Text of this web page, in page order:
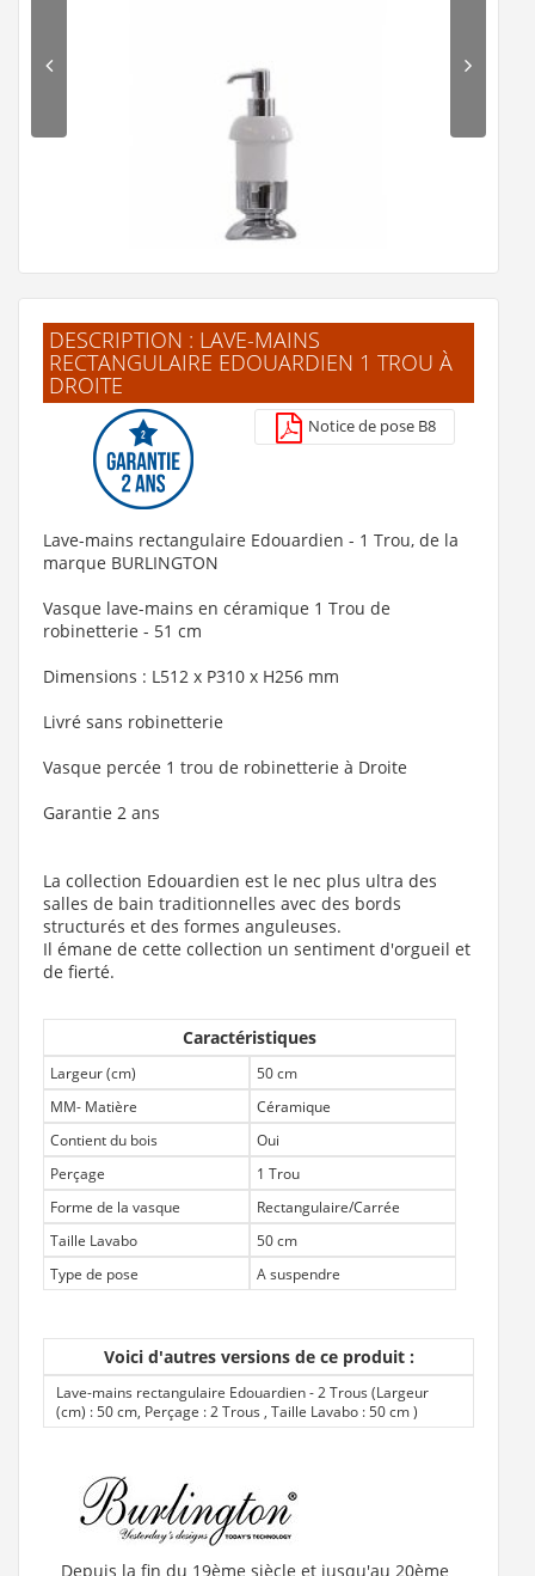
Voir le détail
Voir la fiche produit de"Porte-serviettes pour
lave-mains Edwardian Chromé"
Voir le produit
DESCRIPTION : LAVE-MAINS
RECTANGULAIRE EDOUARDIEN 1 TROU À
DROITE
Notice de pose B8
Lave-mains rectangulaire Edouardien - 1 Trou, de la
marque BURLINGTON
Vasque lave-mains en céramique 1 Trou de
robinetterie - 51 cm
Dimensions : L512 x P310 x H256 mm
Livré sans robinetterie
Vasque percée 1 trou de robinetterie à Droite
Garantie 2 ans
La collection Edouardien est le nec plus ultra des
salles de bain traditionnelles avec des bords
structurés et des formes anguleuses.
Il émane de cette collection un sentiment d'orgueil et
de fierté.
Caractéristiques
Largeur (cm)
50 cm
MM- Matière
Céramique
Contient du bois
Oui
Perçage
1 Trou
Forme de la vasque
Rectangulaire/Carrée
Taille Lavabo
50 cm
Type de pose
A suspendre
Voici d'autres versions de ce produit :
Lave-mains rectangulaire Edouardien - 2 Trous (Largeur
(cm) : 50 cm, Perçage : 2 Trous , Taille Lavabo : 50 cm)
Depuis la fin du 19ème siècle et jusqu'au 20ème